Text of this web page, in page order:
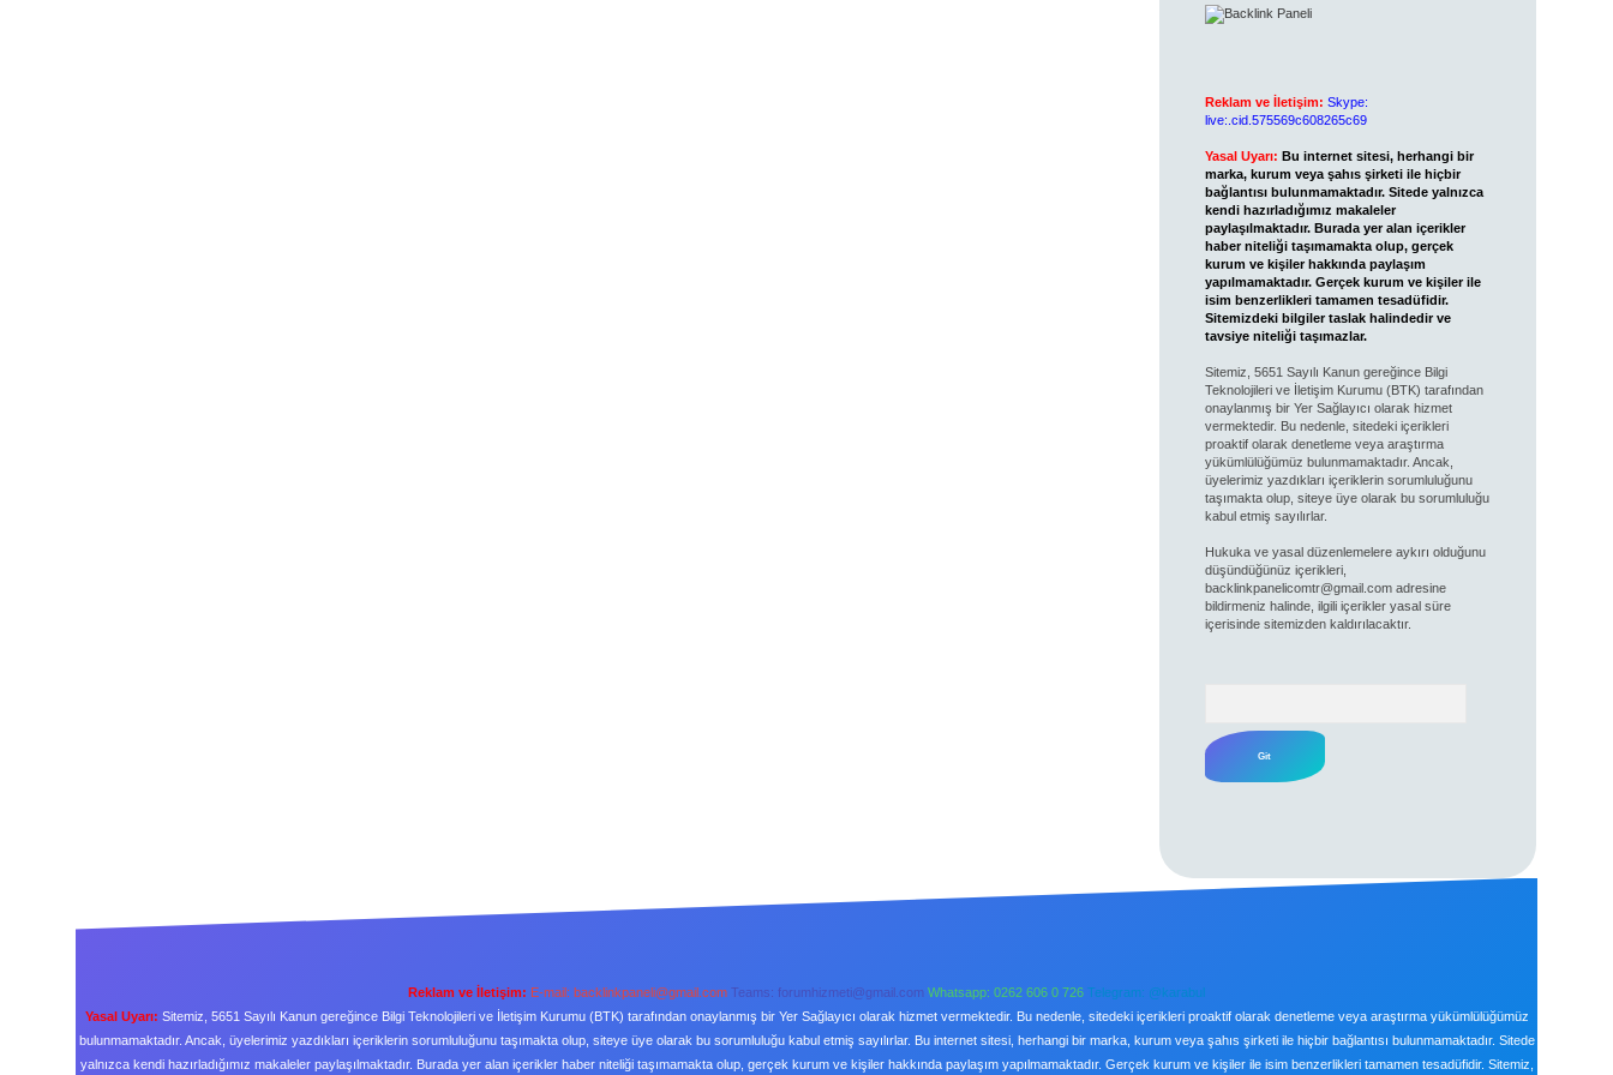
Reklam ve İletişim: Skype:
live:.cid.575569c608265c69
Yasal Uyarı: Bu internet sitesi, herhangi bir
marka, kurum veya şahıs şirketi ile hiçbir
bağlantısı bulunmamaktadır. Sitede yalnızca
kendi hazırladığımız makaleler
paylaşılmaktadır. Burada yer alan içerikler
haber niteliği taşımamakta olup, gerçek
kurum ve kişiler hakkında paylaşım
yapılmamaktadır. Gerçek kurum ve kişiler ile
isim benzerlikleri tamamen tesadüfidir.
Sitemizdeki bilgiler taslak halindedir ve
tavsiye niteliği taşımazlar.
Sitemiz, 5651 Sayılı Kanun gereğince Bilgi
Teknolojileri ve İletişim Kurumu (BTK) tarafından
onaylanmış bir Yer Sağlayıcı olarak hizmet
vermektedir. Bu nedenle, sitedeki içerikleri
proaktif olarak denetleme veya araştırma
yükümlülüğümüz bulunmamaktadır. Ancak,
üyelerimiz yazdıkları içeriklerin sorumluluğunu
taşımakta olup, siteye üye olarak bu sorumluluğu
kabul etmiş sayılırlar.
Hukuka ve yasal düzenlemelere aykırı olduğunu
düşündüğünüz içerikleri,
backlinkpanelicomtr@gmail.comadresine
bildirmeniz halinde, ilgili içerikler yasal süre
içerisinde sitemizden kaldırılacaktır.
Reklam ve İletişim: E-mail: backlinkpaneli@gmail.com Teams: forumhizmeti@gmail.com Whatsapp: 0262 606 0 726 Telegram: @karabul
Yasal Uyarı: Sitemiz, 5651 Sayılı Kanun gereğince Bilgi Teknolojileri ve İletişim Kurumu (BTK) tarafından onaylanmış bir Yer Sağlayıcı olarak hizmet vermektedir. Bu nedenle, sitedeki içerikleri proaktif olarak denetleme veya araştırma yükümlülüğümüz
bulunmamaktadır. Ancak, üyelerimiz yazdıkları içeriklerin sorumluluğunu taşımakta olup, siteye üye olarak bu sorumluluğu kabul etmiş sayılırlar. Bu internet sitesi, herhangi bir marka, kurum veya şahıs şirketi ile hiçbir bağlantısı bulunmamaktadır. Sitede
yalnızca kendi hazırladığımız makaleler paylaşılmaktadır. Burada yer alan içerikler haber niteliği taşımamakta olup, gerçek kurum ve kişiler hakkında paylaşım yapılmamaktadır. Gerçek kurum ve kişiler ile isim benzerlikleri tamamen tesadüfidir. Sitemiz,